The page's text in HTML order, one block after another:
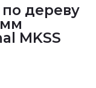
дереву
мм
MKSS